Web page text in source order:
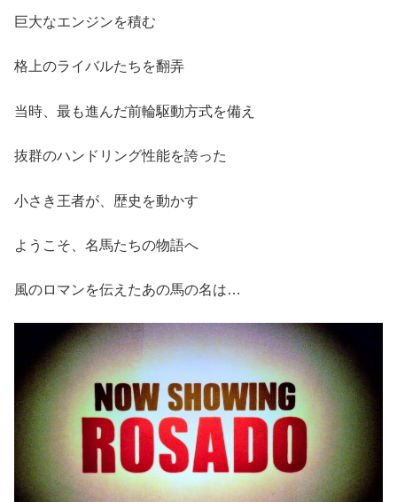
巨大なエンジンを積む
格上のライバルたちを翻弄
当時、最も進んだ前輪駆動方式を備え
抜群のハンドリング性能を誇った
小さき王者が、歴史を動かす
ようこそ、名馬たちの物語へ
風のロマンを伝えたあの馬の名は…